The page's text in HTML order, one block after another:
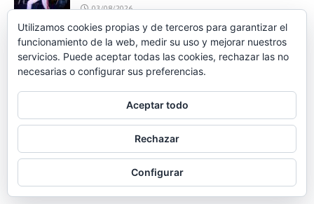
03/08/2026
Utilizamos cookies propias y de terceros para garantizar el
funcionamiento de la web, medir su uso y mejorar nuestros
servicios. Puede aceptar todas las cookies, rechazar las no
necesarias o configurar sus preferencias.
Aceptar todo
Rechazar
Configurar